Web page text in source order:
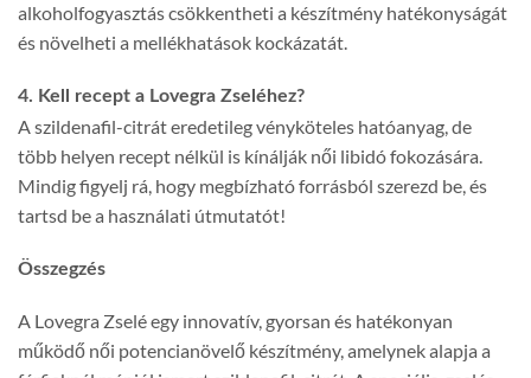
alkoholfogyasztás csökkentheti a készítmény hatékonyságát
és növelheti a mellékhatások kockázatát.
4. Kell recept a Lovegra Zseléhez?
A szildenafil-citrát eredetileg vényköteles hatóanyag, de
több helyen recept nélkül is kínálják női libidó fokozására.
Mindig figyelj rá, hogy megbízható forrásból szerezd be, és
tartsd be a használati útmutatót!
Összegzés
A Lovegra Zselé egy innovatív, gyorsan és hatékonyan
működő női potencianövelő készítmény, amelynek alapja a